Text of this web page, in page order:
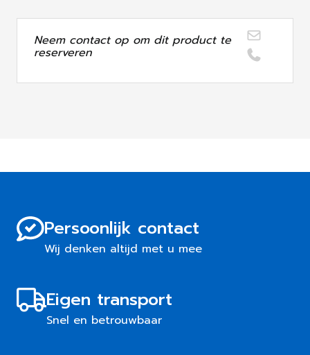
Neem contact op om dit product te
reserveren
Persoonlijk contact
Wij denken altijd met u mee
Eigen transport
Snel en betrouwbaar